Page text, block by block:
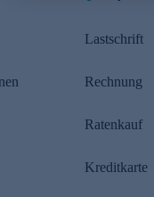
Lastschrift
Rechnung
Ratenkauf
Kreditkarte